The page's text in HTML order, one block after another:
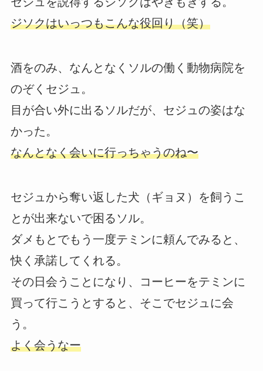
ジソクはいっつもこんな役回り（笑）
酒をのみ、なんとなくソルの働く動物病院を
のぞくセジュ。
目が合い外に出るソルだが、セジュの姿はな
かった。
なんとなく会いに行っちゃうのね〜
セジュから奪い返した犬（ギョヌ）を飼うこ
とが出来ないで困るソル。
ダメもとでもう一度テミンに頼んでみると、
快く承諾してくれる。
その日会うことになり、コーヒーをテミンに
買って行こうとすると、そこでセジュに会
う。
よく会うなー